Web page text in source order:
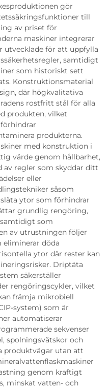
gör
till
av priset för
maskiner integrerar
utvecklade för att uppfylla
samtidigt
som historiskt sett
Konstruktionsmaterial
där högkvalitativa
rostfritt stål för alla
produkten, vilket
produkterna.
med konstruktion i
värde genom hållbarhet,
av regler som skyddar ditt
eller
såsom
ytor som förhindrar
grundlig rengöring,
som
av utrustningen följer
eliminerar döda
ytor där rester kan
Driptäta
säkerställer
rengöringscykler, vilket
främja mikrobiell
system) som är
automatiserar
sekvenser
spolningsvätskor och
produktvägar utan att
genom kraftigt
minskat vatten- och